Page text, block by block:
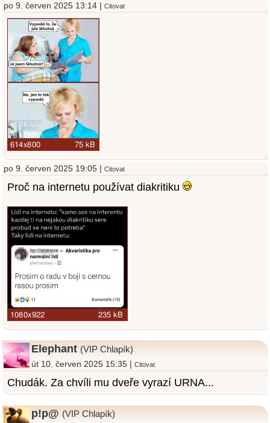
po 9. červen 2025 13:14 | Citovat
po 9. červen 2025 19:05 | Citovat
Proč na internetu používat diakritiku
Elephant (VIP Chlapík)
út 10. červen 2025 15:35 |Citovat
Chudák. Za chvíli mu dveře vyrazí URNA...
p!p@ (VIP Chlapík)